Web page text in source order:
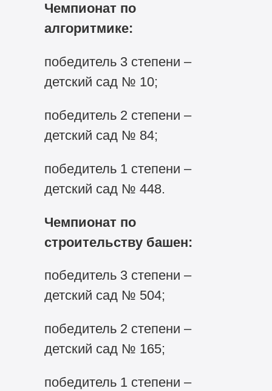
Чемпионат по
алгоритмике:
победитель 3 степени –
детский сад № 10;
победитель 2 степени –
детский сад № 84;
победитель 1 степени –
детский сад № 448.
Чемпионат по
строительству башен:
победитель 3 степени –
детский сад № 504;
победитель 2 степени –
детский сад № 165;
победитель 1 степени –